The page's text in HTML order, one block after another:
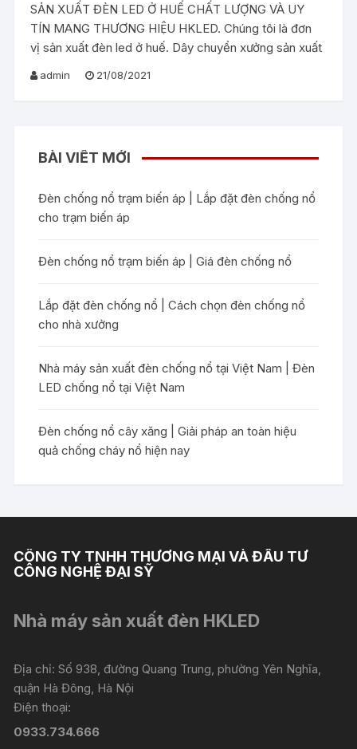
SẢN XUẤT ĐÈN LED Ở HUẾ CHẤT LƯỢNG VÀ UY
TÍN MANG THƯƠNG HIỆU HKLED. Chúng tôi là đơn
vị sản xuất đèn led ở huế. Dây chuyển xưởng sản xuất
admin 21/08/2021
BÀI VIẾT MỚI
Đèn chống nổ trạm biến áp | Lắp đặt đèn chống nổ
cho trạm biến áp
Đèn chống nổ trạm biến áp | Giá đèn chống nổ
Lắp đặt đèn chống nổ | Cách chọn đèn chống nổ
cho nhà xưởng
Nhà máy sản xuất đèn chống nổ tại Việt Nam | Đèn
LED chống nổ tại Việt Nam
Đèn chống nổ cây xăng | Giải pháp an toàn hiệu
quả chống cháy nổ hiện nay
CÔNG TY TNHH THƯƠNG MẠI VÀ ĐẦU TƯ
CÔNG NGHỆ ĐẠI SỸ
Nhà máy sản xuất đèn HKLED
Địa chỉ: Số 938, đường Quang Trung, phường Yên Nghĩa,
quận Hà Đông, Hà Nội
Điện thoại:
0933.734.666